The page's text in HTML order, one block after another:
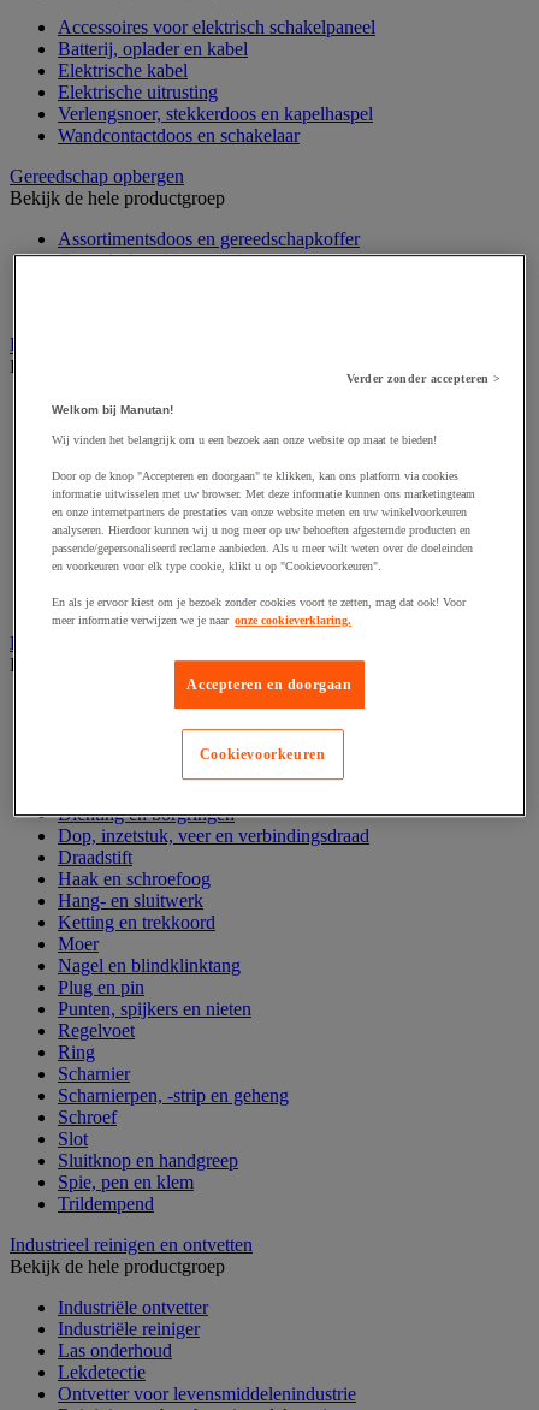
Accessoires voor elektrisch schakelpaneel
Batterij, oplader en kabel
Elektrische kabel
Elektrische uitrusting
Verlengsnoer, stekkerdoos en kapelhaspel
Wandcontactdoos en schakelaar
Gereedschap opbergen
Bekijk de hele productgroep
Assortimentsdoos en gereedschapkoffer
Gereedschapskist en opbergtas
Handgereedschap
Bekijk de hele productgroep
Bankschroef, extractor en klem
Gereedschapsset
Hamer en slagwerktuig
Momentsleutel en schroevendraaier
Schroevendraaier en schroefbit
Sleutel
Snijmes, schaar en zaag
Vijl, schuurvel, schaaf
Hardware
Bekijk de hele productgroep
Beslag voor deuren, vensters en poorten
Bevestigingsmagneet
Dichting en borgringen
Dop, inzetstuk, veer en verbindingsdraad
Draadstift
Haak en schroefoog
Hang- en sluitwerk
Ketting en trekkoord
Moer
Nagel en blindklinktang
Plug en pin
Punten, spijkers en nieten
Regelvoet
Ring
Scharnier
Scharnierpen, -strip en geheng
Schroef
Slot
Sluitknop en handgreep
Spie, pen en klem
Trildempend
Industrieel reinigen en ontvetten
Bekijk de hele productgroep
Industriële ontvetter
Industriële reiniger
Las onderhoud
Lekdetectie
Ontvetter voor levensmiddelenindustrie
Verder zonder accepteren >
Welkom bij Manutan!
Wij vinden het belangrijk om u een bezoek aan onze website op maat te bieden!
Door op de knop "Accepteren en doorgaan" te klikken, kan ons platform via cookies
informatie uitwisselen met uw browser. Met deze informatie kunnen ons marketingteam
en onze internetpartners de prestaties van onze website meten en uw winkelvoorkeuren
analyseren. Hierdoor kunnen wij u nog meer op uw behoeften afgestemde producten en
passende/gepersonaliseerd reclame aanbieden. Als u meer wilt weten over de doeleinden
en voorkeuren voor elk type cookie, klikt u op "Cookievoorkeuren".
En als je ervoor kiest om je bezoek zonder cookies voort te zetten, mag dat ook! Voor
meer informatie verwijzen we je naar onze cookieverklaring.
Accepteren en doorgaan
Cookievoorkeuren